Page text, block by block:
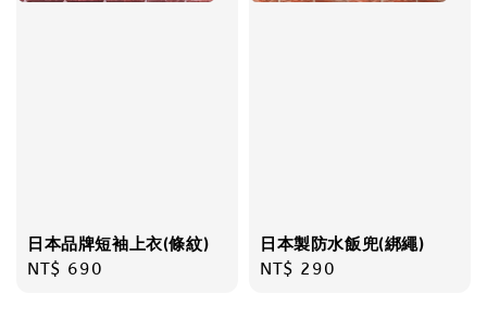
日本品牌短袖上衣(條紋)
Regular
NT$ 690
日本製防水飯兜(綁繩)
Regular
NT$ 290